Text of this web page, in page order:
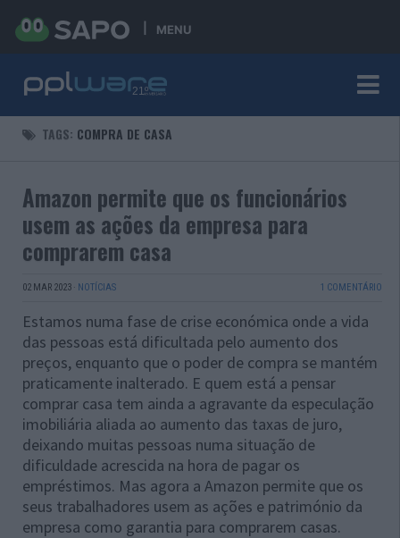
MENU
TAGS: COMPRA DE CASA
Amazon permite que os funcionários
usem as ações da empresa para
comprarem casa
02 MAR 2023 · NOTÍCIAS 1 COMENTÁRIO
Estamos numa fase de crise económica onde a vida
das pessoas está dificultada pelo aumento dos
preços, enquanto que o poder de compra se mantém
praticamente inalterado. E quem está a pensar
comprar casa tem ainda a agravante da especulação
imobiliária aliada ao aumento das taxas de juro,
deixando muitas pessoas numa situação de
dificuldade acrescida na hora de pagar os
empréstimos. Mas agora a Amazon permite que os
seus trabalhadores usem as ações e património da
empresa como garantia para comprarem casas.